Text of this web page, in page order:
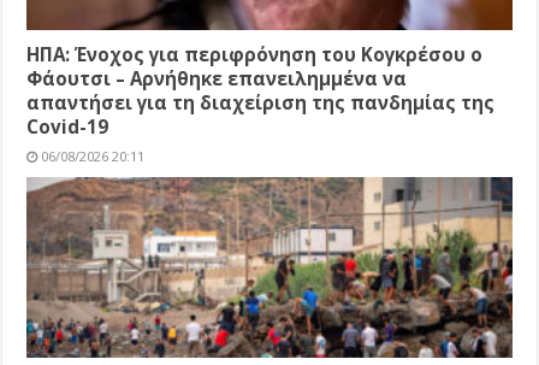
ΗΠΑ: Ένοχος για περιφρόνηση του Κογκρέσου ο
Φάουτσι – Αρνήθηκε επανειλημμένα να
απαντήσει για τη διαχείριση της πανδημίας της
Covid-19
06/08/2026 20:11